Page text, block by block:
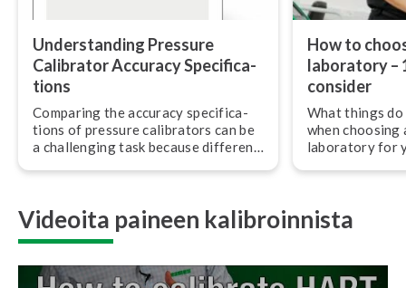
Un­ders­tan­ding Pressure
Calibrator Accuracy Speci­fica­
tions
Comparing the accuracy speci­fica­
tions of pressure calibrators can be
a challenging task because different
How to
laboratory –
consider
What things
when
laboratory for
Videoita paineen kalibroinnista